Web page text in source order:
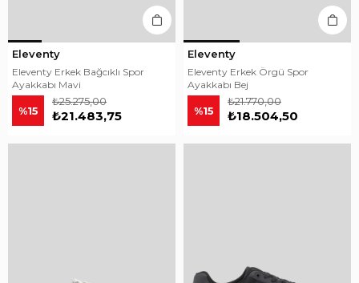
Eleventy
Eleventy Erkek Bağcıklı Spor
Ayakkabı Mavi
%15 ₺21.483,75
₺25.275,00
Eleventy
Eleventy Erkek Örgü Spor
Ayakkabı Bej
%15 ₺18.504,50
₺21.770,00